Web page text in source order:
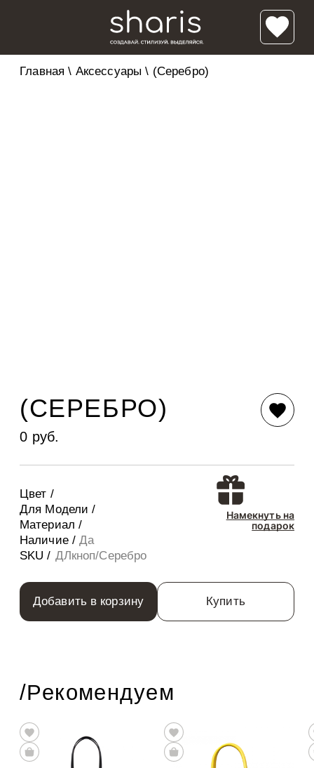
Главная \ Аксессуары \ (Серебро)
(СЕРЕБРО)
0 руб.
Цвет /
Для Модели /
Материал /
Наличие /Да
SKU / ДЛкноп/Серебро
Намекнуть на
подарок
Добавить в корзину Купить
/Рекомендуем